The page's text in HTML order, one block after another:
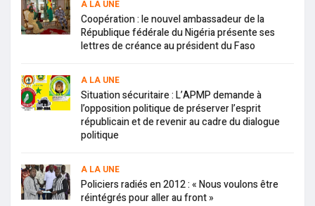
A LA UNE
Coopération : le nouvel ambassadeur de la
République fédérale du Nigéria présente ses
lettres de créance au président du Faso
A LA UNE
Situation sécuritaire : L’APMP demande à
l’opposition politique de préserver l’esprit
républicain et de revenir au cadre du dialogue
politique
A LA UNE
Policiers radiés en 2012 : « Nous voulons être
réintégrés pour aller au front »